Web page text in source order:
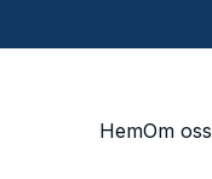
HemOm oss